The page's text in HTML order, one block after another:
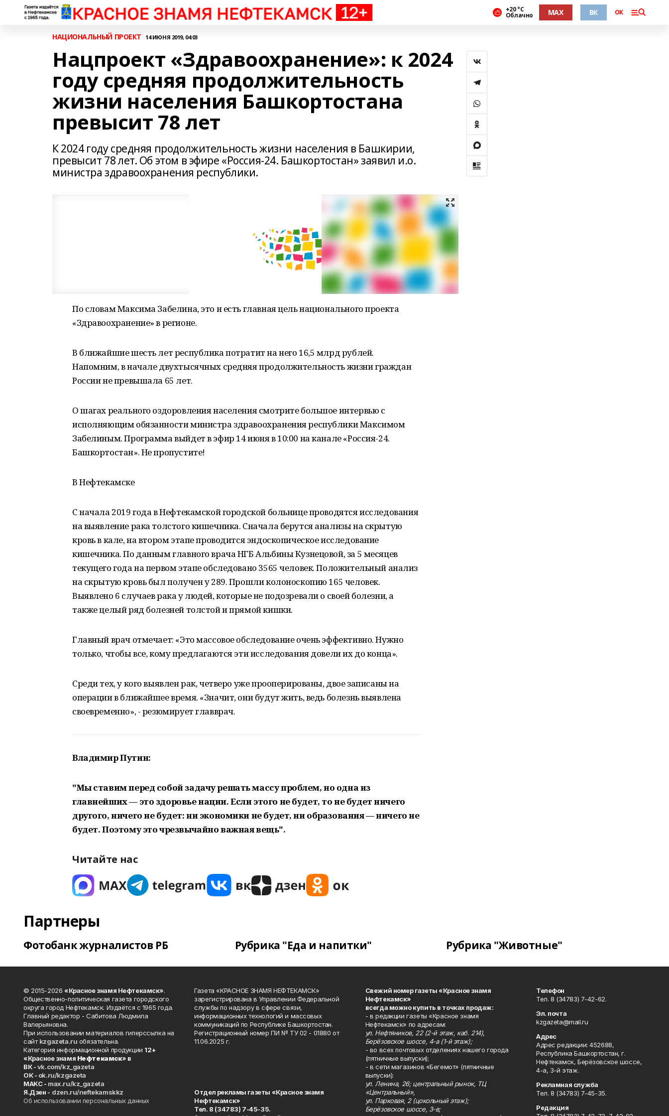
+20 °С
Облачно MAX ВК ОК
НАЦИОНАЛЬНЫЙ ПРОЕКТ 14 ИЮНЯ 2019, 04:03
Нацпроект «Здравоохранение»: к 2024
году средняя продолжительность
жизни населения Башкортостана
превысит 78 лет
К 2024 году средняя продолжительность жизни населения в Башкирии,
превысит 78 лет. Об этом в эфире «Россия-24. Башкортостан» заявил и.о.
министра здравоохранения республики.
По словам Максима Забелина, это и есть главная цель национального проекта
«Здравоохранение» в регионе.
В ближайшие шесть лет республика потратит на него 16,5 млрд рублей.
Напомним, в начале двухтысячных средняя продолжительность жизни граждан
России не превышала 65 лет.
О шагах реального оздоровления населения смотрите большое интервью с
исполняющим обязанности министра здравоохранения республики Максимом
Забелиным. Программа выйдет в эфир 14 июня в 10:00 на канале «Россия-24.
Башкортостан». Не пропустите!
В Нефтекамске
С начала 2019 года в Нефтекамской городской больнице проводятся исследования
на выявление рака толстого кишечника. Сначала берутся анализы на скрытую
кровь в кале, на втором этапе проводится эндоскопическое исследование
кишечника. По данным главного врача НГБ Альбины Кузнецовой, за 5 месяцев
текущего года на первом этапе обследовано 3565 человек. Положительный анализ
на скрытую кровь был получен у 289. Прошли колоноскопию 165 человек.
Выявлено 6 случаев рака у людей, которые не подозревали о своей болезни, а
также целый ряд болезней толстой и прямой кишки.
Главный врач отмечает: «Это массовое обследование очень эффективно. Нужно
только, чтобы все, кому предлагаются эти исследования довели их до конца».
Среди тех, у кого выявлен рак, четверо уже прооперированы, двое записаны на
операции в ближайшее время. «Значит, они будут жить, ведь болезнь выявлена
своевременно», - резюмирует главврач.
Владимир Путин:
"Мы ставим перед собой задачу решать массу проблем, но одна из
главнейших — это здоровье нации. Если этого не будет, то не будет ничего
другого, ничего не будет: ни экономики не будет, ни образования — ничего не
будет. Поэтому это чрезвычайно важная вещь".
Читайте нас
Партнеры
Фотобанк журналистов РБ Рубрика "Еда и напитки" Рубрика "Животные"
© 2015-2026 «Красное знамя Нефтекамск».
Общественно-политическая газета городского
округа город Нефтекамск. Издаётся с 1965 года.
Главный редактор - Сабитова Людмила
Валерьяновна.
При использовании материалов гиперссылка на
сайтkzgazeta.ru обязательна.
Категория информационной продукции 12+
«Красное знамя Нефтекамск» в
ВК -vk.com/kz_gazeta
ОК - ok.ru/kzgazeta
MAKC - max.ru/kz_gazeta
Я.Дзен - dzen.ru/neftekamskkz
Об использовании персональных данных
Газета «КРАСНОЕ ЗНАМЯ НЕФТЕКАМСК»
зарегистрирована в Управлении Федеральной
службы по надзору в сфере связи,
информационных технологий и массовых
коммуникаций по Республике Башкортостан.
Регистрационный номер ПИ № ТУ 02 - 01880 от
11.06.2025 г.
Отдел рекламы газеты «Красное знамя
Нефтекамск»
Тел. 8 (34783) 7-45-35.
Свежий номер газеты «Красное знамя
Нефтекамск»
всегда можно купить в точках продаж:
- в редакции газеты «Красное знамя
Нефтекамск» по адресам:
ул. Нефтяников, 22 (2-й этаж, каб. 214),
Берёзовское шоссе, 4-а (1-й этаж);
- во всех почтовых отделениях нашего города
(пятничные выпуски);
- в сети магазинов «Бегемот» (пятничные
выпуски):
ул. Ленина, 26; центральный рынок, ТЦ
«Центральный»,
ул. Парковая, 2 (цокольный этаж);
Берёзовское шоссе, 3-в;
Телефон
Тел. 8 (34783) 7-42-62.
Эл. почта
kzgazeta@mail.ru
Адрес
Адрес редакции: 452688,
Республика Башкортостан, г.
Нефтекамск, Берёзовское шоссе,
4-а, 3-й этаж.
Рекламная служба
Тел. 8 (34783) 7-45-35.
Редакция